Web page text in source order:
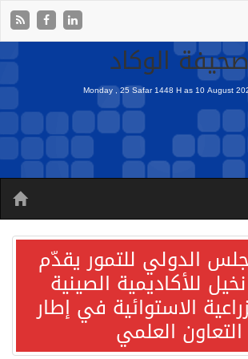
الوكاد
Monday , 25 Safar 1448 H as10 August
الدولي للتمور يقدّم
للأكاديمية الصينية
الاستوائية في إطار
التعاون العلمي